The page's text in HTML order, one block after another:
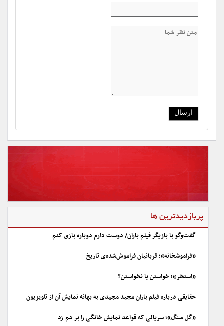
پربازدیدترین ها
گفت‌وگو با بازیگر فیلم باران/ دوست دارم دوباره بازی کنم
«فراموشخانه»؛ قربانیان فراموش‌شده‌ی تاریخ
«استخر»؛ خواستن یا نخواستن؟
حقایقی درباره فیلم باران مجید مجیدی به بهانه نمایش آن از تلویزیون
«گل سنگ»؛ سریالی که قواعد نمایش خانگی را بر هم زد